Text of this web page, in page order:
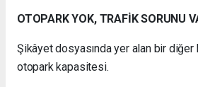
OTOPARK YOK, TRAFİK SORUNU
Şikâyet dosyasında yer alan bir
otopark kapasitesi.